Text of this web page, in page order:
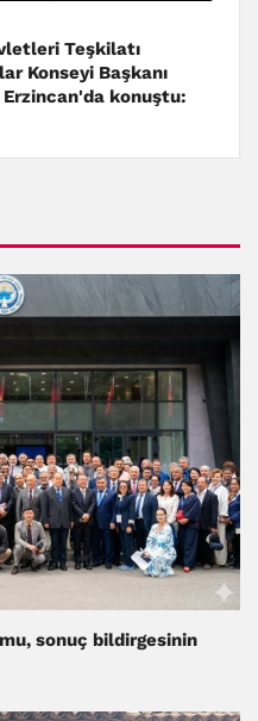
Teşkilatı
Konseyi Başkanı
Erzincan'da konuştu:
sonuç bildirgesinin